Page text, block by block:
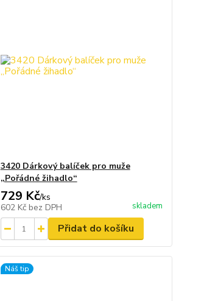
3420 Dárkový balíček pro muže
„Pořádné žihadlo“
729 Kč/ks
602 Kč bez DPH skladem
Přidat do košíku
Náš tip